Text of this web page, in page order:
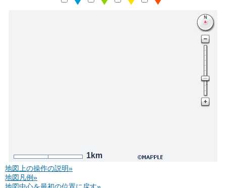
1km
地図上の操作の説明»
地図凡例»